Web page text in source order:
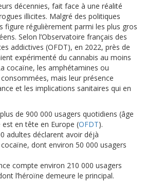
décennies, fait face à une réalité
illicites. Malgré des politiques
figure régulièrement parmi les plus gros
Selon l’Observatoire français des
addictives (OFDT), en 2022, près de
expérimenté du cannabis au moins
cocaïne, les amphétamines ou
mais leur présence
et les implications sanitaires qui en
de 900 000 usagers quotidiens (âge
en tête en Europe (OFDT).
adultes déclarent avoir déjà
dont environ 50 000 usagers
compte environ 210 000 usagers
l’héroïne demeure le principal.